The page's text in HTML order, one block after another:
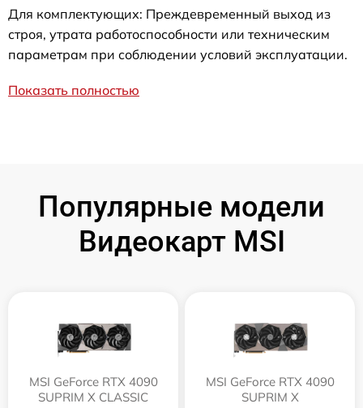
Для комплектующих: Преждевременный выход из
строя, утрата работоспособности или техническим
параметрам при соблюдении условий эксплуатации.
Показать полностью
Популярные модели
Видеокарт MSI
MSI GeForce RTX 4090
SUPRIM X CLASSIC
MSI GeForce RTX 4090
SUPRIM X